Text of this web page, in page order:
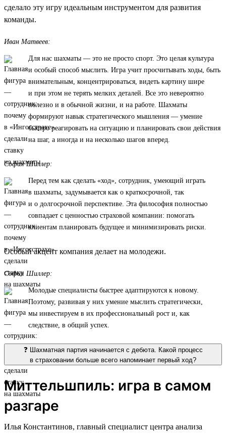
сделало эту игру идеальным инструментом для развития
команды.
Иван Матвеев:
Для нас шахматы — это не просто спорт. Это целая культура
и особый способ мыслить. Игра учит просчитывать ходы, быть
внимательным, концентрироваться, видеть картину шире
и при этом не терять мелких деталей. Все это невероятно
полезно и в обычной жизни, и на работе. Шахматы
формируют навык стратегического мышления — умение
быстро реагировать на ситуацию и планировать свои действия
на шаг, а иногда и на несколько шагов вперед.
София Шиллер:
Перед тем как сделать «ход», сотрудник, умеющий играть
в шахматы, задумывается как о краткосрочной, так
и о долгосрочной перспективе. Эта философия полностью
совпадает с ценностью страховой компании: помогать
клиентам планировать будущее и минимизировать риски.
Особый акцент компания делает на молодежи.
София Шиллер:
Молодые специалисты быстрее адаптируются к новому.
Поэтому, развивая у них умение мыслить стратегически,
мы инвестируем в их профессиональный рост и, как
следствие, в общий успех.
❓ Шахматная партия начинается с дебюта. Какой процесс
в страховании больше всего напоминает первый ход?
Миттельшпиль: игра в самом
разгаре
Илья Константинов, главный специалист центра анализа